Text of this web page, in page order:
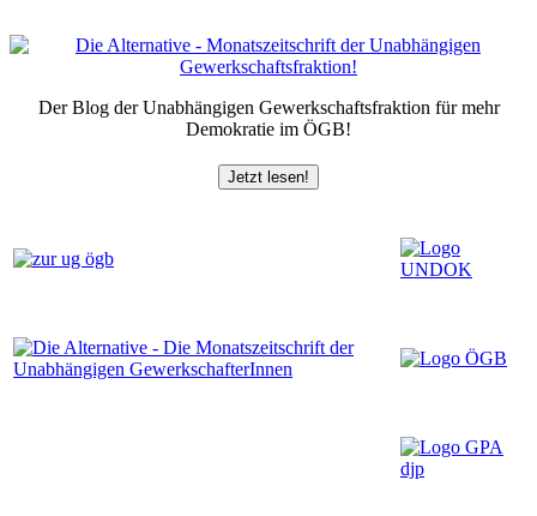
Der Blog der Unabhängigen Gewerkschaftsfraktion für mehr
Demokratie im ÖGB!
Jetzt lesen!